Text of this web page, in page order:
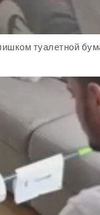
туалетной